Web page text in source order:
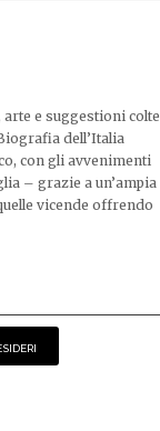
arte e suggestioni colte
dell’Italia
con gli avvenimenti
– grazie a un’ampia
vicende offrendo